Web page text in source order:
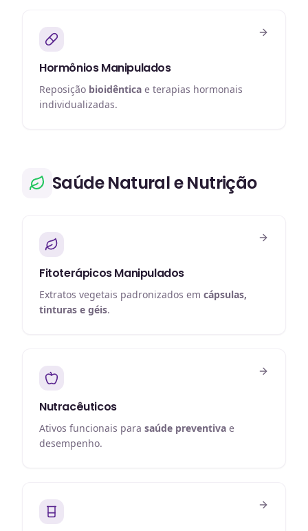
Hormônios Manipulados
Reposição bioidêntica e terapias hormonais
individualizadas.
Saúde Natural e Nutrição
Fitoterápicos Manipulados
Extratos vegetais padronizados em cápsulas,
tinturas e géis.
Nutracêuticos
Ativos funcionais para saúde preventiva e
desempenho.